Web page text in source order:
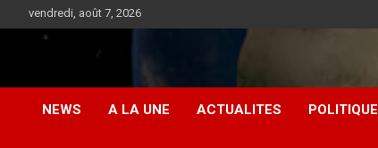
vendredi, août 7, 2026
DIASPORA PULSE
NEWS A LA UNE ACTUALITES POLITIQUE